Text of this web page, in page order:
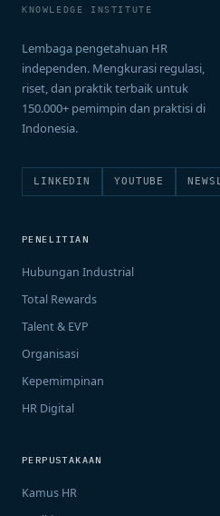
KNOWLEDGE INSTITUTE
Lembaga pengetahuan HR
independen. Mengkurasi regulasi,
riset, dan praktik terbaik untuk
150.000+ pemimpin dan praktisi di
Indonesia.
LINKEDIN YOUTUBE
PENELITIAN
Hubungan Industrial
Total Rewards
Talent & EVP
Organisasi
Kepemimpinan
HR Digital
PERPUSTAKAAN
Kamus HR